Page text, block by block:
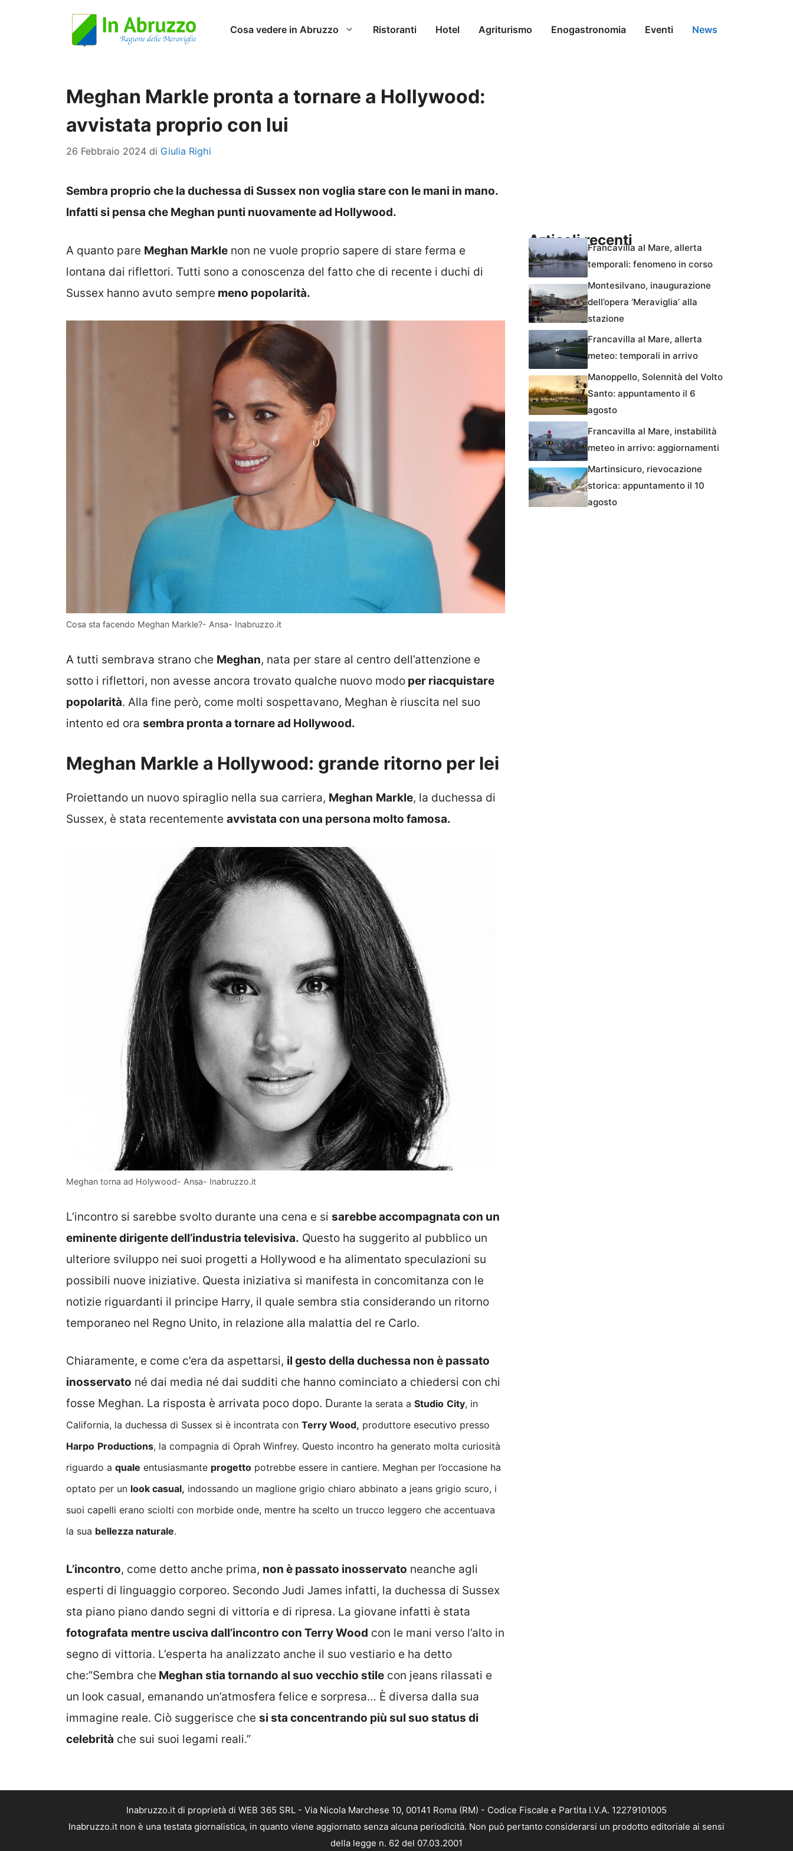
Cosa vedere in Abruzzo Ristoranti Hotel Agriturismo Enogastronomia Eventi News
Meghan Markle pronta a tornare a Hollywood:
avvistata proprio con lui
26 Febbraio 2024 di Giulia Righi
Sembra proprio che la duchessa di Sussex non voglia stare con le mani in mano.
Infatti si pensa che Meghan punti nuovamente ad Hollywood.
A quanto pare Meghan Markle non ne vuole proprio sapere di stare ferma e
lontana dai riflettori. Tutti sono a conoscenza del fatto che di recente i duchi di
Sussex hanno avuto sempre meno popolarità.
Cosa sta facendo Meghan Markle?- Ansa- Inabruzzo.it
A tutti sembrava strano che Meghan, nata per stare al centro dell’attenzione e
sotto i riflettori, non avesse ancora trovato qualche nuovo modo per riacquistare
popolarità. Alla fine però, come molti sospettavano, Meghan è riuscita nel suo
intento ed ora sembra pronta a tornare ad Hollywood.
Meghan Markle a Hollywood: grande ritorno per lei
Proiettando un nuovo spiraglio nella sua carriera, Meghan Markle, la duchessa di
Sussex, è stata recentemente avvistata con una persona molto famosa.
Meghan torna ad Holywood- Ansa- Inabruzzo.it
L’incontro si sarebbe svolto durante una cena e si sarebbe accompagnata con un
eminente dirigente dell’industria televisiva. Questo ha suggerito al pubblico un
ulteriore sviluppo nei suoi progetti a Hollywood e ha alimentato speculazioni su
possibili nuove iniziative. Questa iniziativa si manifesta in concomitanza con le
notizie riguardanti il principe Harry, il quale sembra stia considerando un ritorno
temporaneo nel Regno Unito, in relazione alla malattia del re Carlo.
Chiaramente, e come c’era da aspettarsi, il gesto della duchessa non è passato
inosservato né dai media né dai sudditi che hanno cominciato a chiedersi con chi
fosse Meghan. La risposta è arrivata poco dopo. Durante la serata a Studio City, in
California, la duchessa di Sussex si è incontrata con Terry Wood, produttore esecutivo presso
Harpo Productions, la compagnia di Oprah Winfrey. Questo incontro ha generato molta curiosità
riguardo a quale entusiasmante progetto potrebbe essere in cantiere. Meghan per l’occasione ha
optato per un look casual, indossando un maglione grigio chiaro abbinato a jeans grigio scuro, i
suoi capelli erano sciolti con morbide onde, mentre ha scelto un trucco leggero che accentuava
la sua bellezza naturale.
L’incontro, come detto anche prima, non è passato inosservato neanche agli
esperti di linguaggio corporeo. Secondo Judi James infatti, la duchessa di Sussex
sta piano piano dando segni di vittoria e di ripresa. La giovane infatti è stata
fotografata mentre usciva dall’incontro con Terry Wood con le mani verso l’alto in
segno di vittoria. L’esperta ha analizzato anche il suo vestiario e ha detto
che:”Sembra che Meghan stia tornando al suo vecchio stile con jeans rilassati e
un look casual, emanando un’atmosfera felice e sorpresa… È diversa dalla sua
immagine reale. Ciò suggerisce che si sta concentrando più sul suo status di
celebrità che sui suoi legami reali.”
Articoli recentiFrancavilla al Mare, allerta
temporali: fenomeno in corso
Montesilvano, inaugurazione
dell’opera ‘Meraviglia’ alla
stazione
Francavilla al Mare, allerta
meteo: temporali in arrivo
Manoppello, Solennità del Volto
Santo: appuntamento il 6
agosto
Francavilla al Mare, instabilità
meteo in arrivo: aggiornamenti
Martinsicuro, rievocazione
storica: appuntamento il 10
agosto
Inabruzzo.it di proprietà di WEB 365 SRL - Via Nicola Marchese 10, 00141 Roma (RM) - Codice Fiscale e Partita I.V.A. 12279101005
Inabruzzo.it non è una testata giornalistica, in quanto viene aggiornato senza alcuna periodicità. Non può pertanto considerarsi un prodotto editoriale ai sensi
della legge n. 62 del 07.03.2001